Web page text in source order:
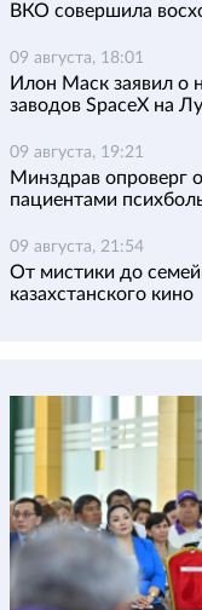
ВКО совершила
09 августа, 18:01
Илон Маск заявил о
заводов SpaceX на
09 августа, 19:21
Минздрав опроверг
пациентами
09 августа, 21:54
От мистики до
казахстанского кино